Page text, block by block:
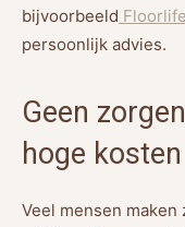
bijvoorbeeld Floorlife
persoonlijk advies.
Geen
hoge kosten
Veel mensen